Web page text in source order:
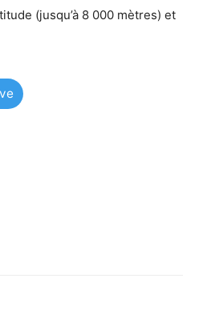
(jusqu’à 8 000 mètres) et